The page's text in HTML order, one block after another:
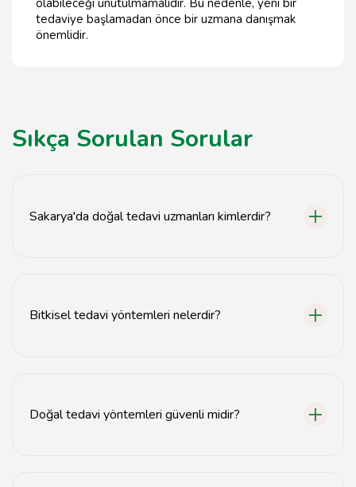
olabileceği unutulmamalıdır. Bu nedenle, yeni bir
tedaviye başlamadan önce bir uzmana danışmak
önemlidir.
Sıkça Sorulan Sorular
Sakarya'da doğal tedavi uzmanları kimlerdir?
Bitkisel tedavi yöntemleri nelerdir?
Doğal tedavi yöntemleri güvenli midir?